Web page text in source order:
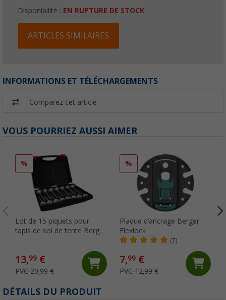
Disponibilité : EN RUPTURE DE STOCK
ARTICLES SIMILAIRES
INFORMATIONS ET TÉLÉCHARGEMENTS
Comparez cet article
VOUS POURRIEZ AUSSI AIMER
%
Lot de 15 piquets pour
tapis de sol de tente Berger
13,99 €
PVC 20,99 €
%
Plaque d'ancrage Berger
Flexlock
(7)
7,99€
PVC 12,99 €
DÉTAILS DU PRODUIT